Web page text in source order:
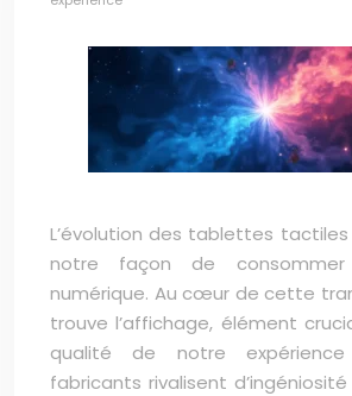
L’évolution des tablettes
notre façon de
numérique. Au cœur de cette
trouve l’affichage, élément
qualité de notre expérience
fabricants rivalisent